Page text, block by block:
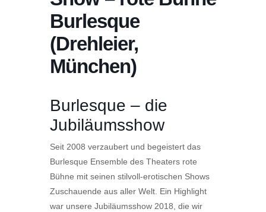
Burlesque
(Drehleier,
München)
Burlesque – die
Jubiläumsshow
Seit 2008 verzaubert und begeistert das
Burlesque Ensemble des Theaters rote
Bühne mit seinen stilvoll-erotischen Shows
Zuschauende aus aller Welt. Ein Highlight
war unsere Jubiläumsshow 2018, die wir